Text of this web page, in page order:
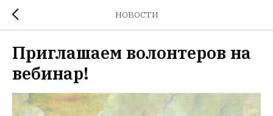
НОВОСТИ
Приглашаем волонтеров на
вебинар!